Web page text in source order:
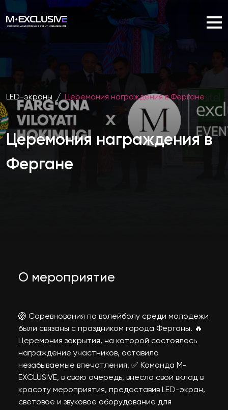
LED-экраны / Церемония награждения в Фергане
Церемония награждения в
Фергане
О мероприятие
🏐 Соревнования по волейболу среди молодежи
были связаны с праздником города Ферганы. 🔥
Церемония закрытия, на которой состоялось
награждение участников, оставила
незабываемые впечатления. ✅ Команда M-
EXCLUSIVE, в свою очередь, внесла свой вклад в
красоту мероприятия, предоставив LED-экран,
световое и звуковое оборудование для